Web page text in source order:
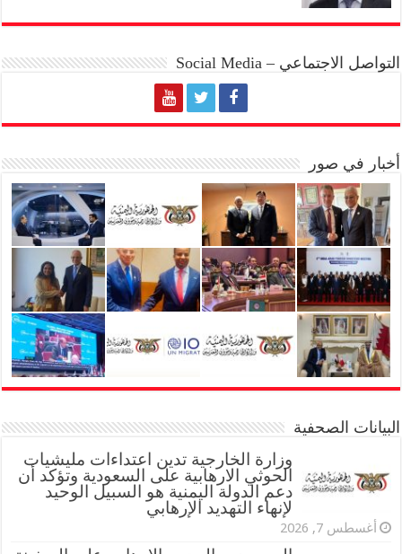
التواصل الاجتماعي – Social Media
أخبار في صور
البيانات الصحفية
وزارة الخارجية تدين اعتداءات مليشيات
الحوثي الارهابية على السعودية وتؤكد أن
دعم الدولة اليمنية هو السبيل الوحيد
لإنهاء التهديد الإرهابي
أغسطس 7, 2026